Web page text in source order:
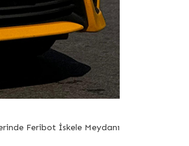
Feribot İskele Meydanı